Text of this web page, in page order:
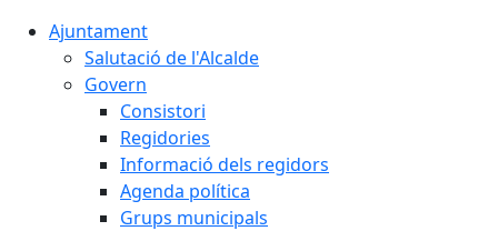
Ajuntament
Salutació de l'Alcalde
Govern
Consistori
Regidories
Informació dels regidors
Agenda política
Grups municipals